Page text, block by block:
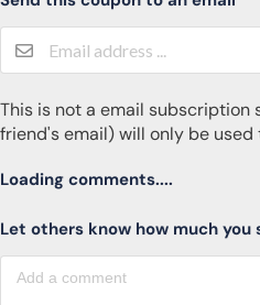
This is not a email subscription
friend's email) will only be used
Loading comments....
Let others know how much you